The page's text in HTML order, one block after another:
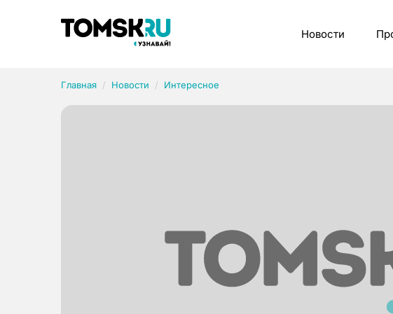
Новости
Главная Новости Интересное
Рубрики